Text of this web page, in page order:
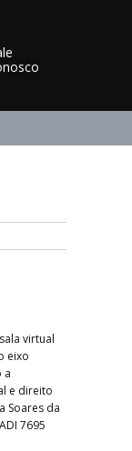
virtual
eixo
a
e direito
Soares da
7695